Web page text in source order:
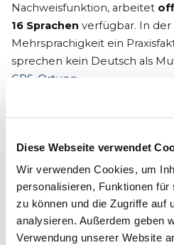
Diese Webseite verwendet
Wir verwenden Cookies, um
personalisieren, Funktionen
zu können und die Zugriffe auf
analysieren. Außerdem geben
Verwendung unserer Website
Nachweisfunktion, arbeitet
16 Sprachen verfügbar. In
Mehrsprachigkeit ein
sprechen kein Deutsch als
GPS-Ortung
Stundenzettel manuell
Keine Offline-Erfassung
Sprachbarrieren bei der
GPS-Nachweise fehlen